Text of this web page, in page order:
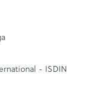
- ISDIN